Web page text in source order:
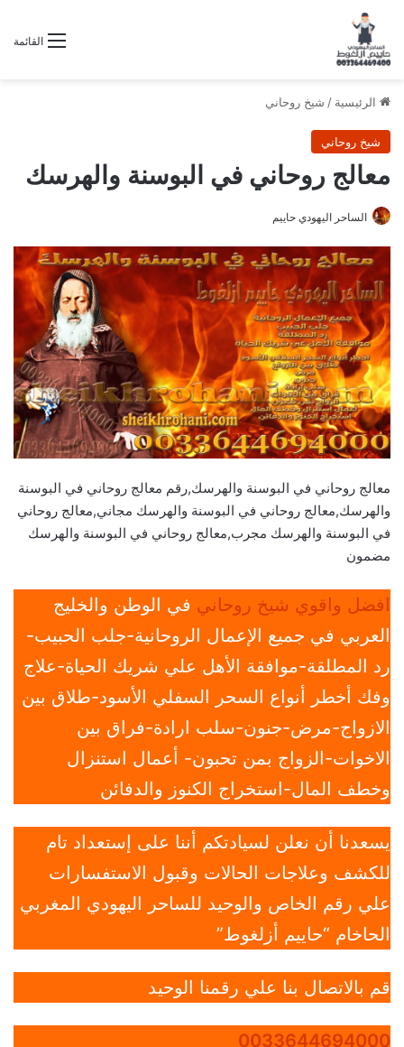
القائمة
الرئيسية / شيخ روحاني
شيخ روحاني
معالج روحاني في البوسنة والهرسك
الساحر اليهودي حاييم
معالج روحاني في البوسنة والهرسك,رقم معالج روحاني في البوسنة
والهرسك,معالج روحاني في البوسنة والهرسك مجاني,معالج روحاني
في البوسنة والهرسك مجرب,معالج روحاني في البوسنة والهرسك
مضمون
افضل واقوي شيخ روحاني في الوطن والخليج
العربي في جميع الإعمال الروحانية-جلب الحبيب-
رد المطلقة-موافقة الأهل علي شريك الحياة-علاج
وفك أخطر أنواع السحر السفلي الأسود-طلاق بين
الازواج-مرض-جنون-سلب ارادة-فراق بين
الاخوات-الزواج بمن تحبون- أعمال استنزال
وخطف المال-استخراج الكنوز والدفائن
يسعدنا أن نعلن لسيادتكم أننا على إستعداد تام
للكشف وعلاجات الحالات وقبول الاستفسارات
علي رقم الخاص والوحيد للساحر اليهودي المغربي
الحاخام “حاييم أزلغوط”
قم بالاتصال بنا علي رقمنا الوحيد
0033644694000